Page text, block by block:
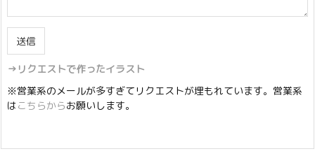
→リクエストで作ったイラスト
※営業系のメールが多すぎてリクエストが埋もれています。営業系
はこちらからお願いします。